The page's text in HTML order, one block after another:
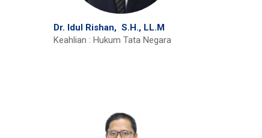
Dr. Idul Rishan, S.H., LL.M
Keahlian : Hukum Tata Negara